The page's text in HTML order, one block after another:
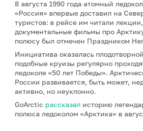
8 августа 1990 года атомный ледокол
«Россия» впервые доставил на
туристов: в рейсе им читали
документальные фильмы про
полюсу был отмечен Праздником
Инициатива оказалась
подобные круизы регулярно
ледоколе «50 лет Победы».
России развивается, быть может,
активно, но неуклонно.
GoArctic рассказал историю
полюса ледоколом «Арктика» в